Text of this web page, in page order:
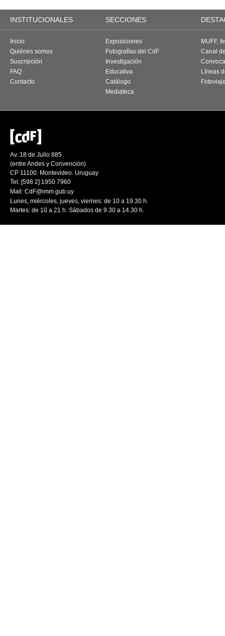
INSTITUCIONALES SECCIONES
Inicio
Quiénes somos
Suscripción
FAQ
Contacto
Exposiciones
Fotografías del CdF
Investigación
Educativa
Catálogo
Mediateca
MUFF,
Canal
Líneas
Av. 18 de Julio 885
(entre Andes y Convención)
CP 11100. Montevideo. Uruguay
Tel: [598 2] 1950 7960
Mail: CdF@imm.gub.uy
Lunes, miércoles, jueves, viernes: de 10 a 19.30 h.
Martes: de 10 a 21 h. Sábados de 9.30 a 14.30 h.